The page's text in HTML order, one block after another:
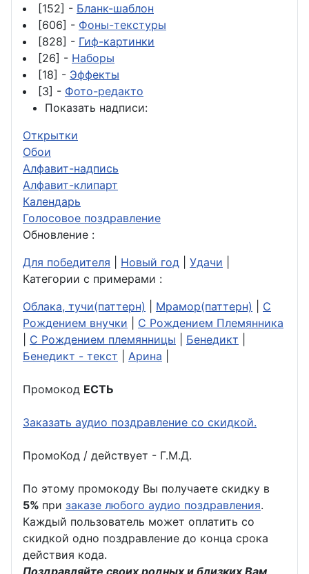
[152] - Бланк-шаблон
[606] - Фоны-текстуры
[828] - Гиф-картинки
[26] - Наборы
[18] - Эффекты
[3] - Фото-редакто
Показать надписи:
Открытки
Обои
Алфавит-надпись
Алфавит-клипарт
Календарь
Голосовое поздравление
Обновление :
Для победителя
Новый год Удачи
Категории с примерами :
Облака, тучи(паттерн)
Мрамор(паттерн)
С
Рождением внучки
С Рождением Племянника
С Рождением племянницы Бенедикт
Бенедикт - текст
Арина
Промокод ЕСТЬ
Заказать аудио поздравление со скидкой.
ПромоКод / действует - Г.М.Д.
По этому промокоду Вы получаете скидку в
5% при заказе любого аудио поздравления.
Каждый пользователь может оплатить со
скидкой одно поздравление до конца срока
действия кода.
Поздравляйте своих родных и близких Вам